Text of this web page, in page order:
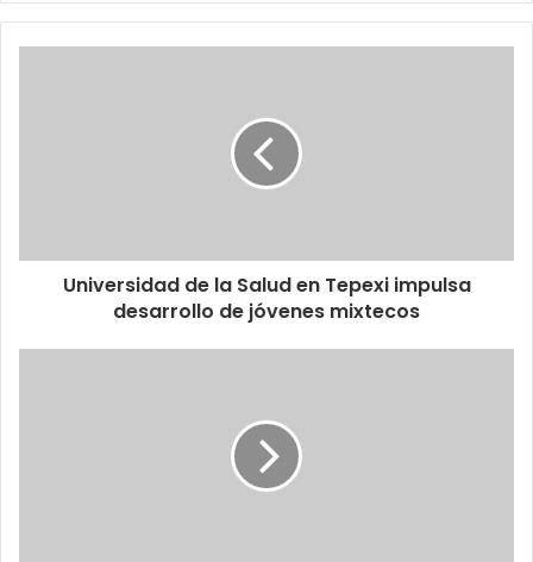
Universidad de la Salud en Tepexi impulsa
desarrollo de jóvenes mixtecos